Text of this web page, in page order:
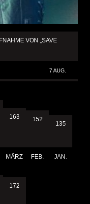
VON „SAVE
7 AUG.
163
MÄRZ
152
FEB.
135
JAN.
172